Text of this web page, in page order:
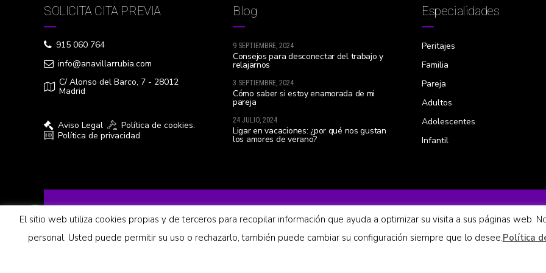
SOLICITA CITA PREVIA
915 060 764
info@anavillarrubia.com
C/ Alonso del Barco, 7 - 28012
Madrid
Aviso Legal
Política de cookies.
Política de privacidad
Blog
9 SEPTIEMBRE, 2024
Consejos para desconectar del trabajo y
relajarnos
3 SEPTIEMBRE, 2024
Cómo saber si estoy enamorada de mi
pareja
24 JULIO, 2024
Ligar en vacaciones: ¿por qué nos gustan
los amores de verano?
Especialidades
Peritajes
Familia
Pareja
Adultos
Adolescentes
Infantil
Diseño Web y SEO : Mkonline
de
El sitio web utiliza cookies propias y de terceros para recopilar información que ayuda a optimizar su visita a sus páginas web.
personal. Usted puede permitir su uso o rechazarlo, también puede cambiar su configuración siempre que lo desee.Política
¡Contáctanos!